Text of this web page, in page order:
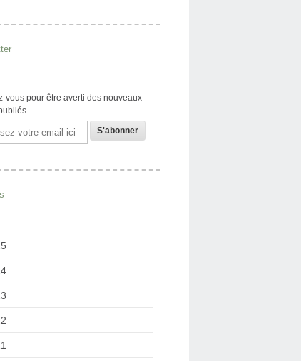
vous pour être averti des nouveaux